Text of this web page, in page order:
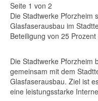
Seite 1 von 2
Die Stadtwerke Pforzheim
Glasfaserausbau im
Beteiligung von 25
Die Stadtwerke Pforzheim
gemeinsam mit dem
Glasfaserausbau. Ziel ist
eine leistungsstarke